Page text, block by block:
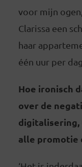
voor mijn
Clarissa een
haar
één uur per
Hoe ironisch
over de
digitalisering,
alle promotie